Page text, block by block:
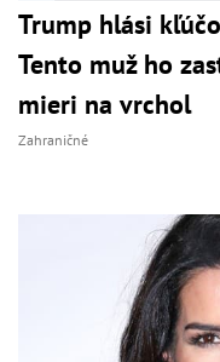
Trump hlási
Tento muž ho
mieri na vrchol
Zahraničné